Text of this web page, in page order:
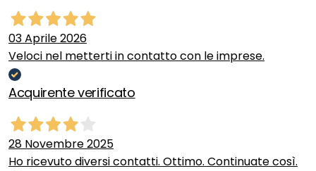
03 Aprile 2026
Veloci nel metterti in contatto con le imprese.
Acquirente verificato
28 Novembre 2025
Ho ricevuto diversi contatti. Ottimo. Continuate così.